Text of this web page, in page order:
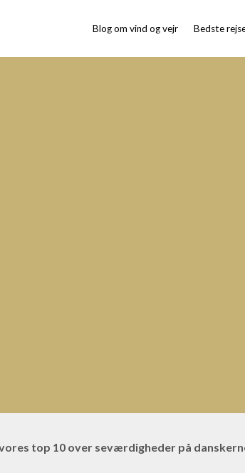
Blog om vind og vejr Bedste
top 10 over seværdigheder på